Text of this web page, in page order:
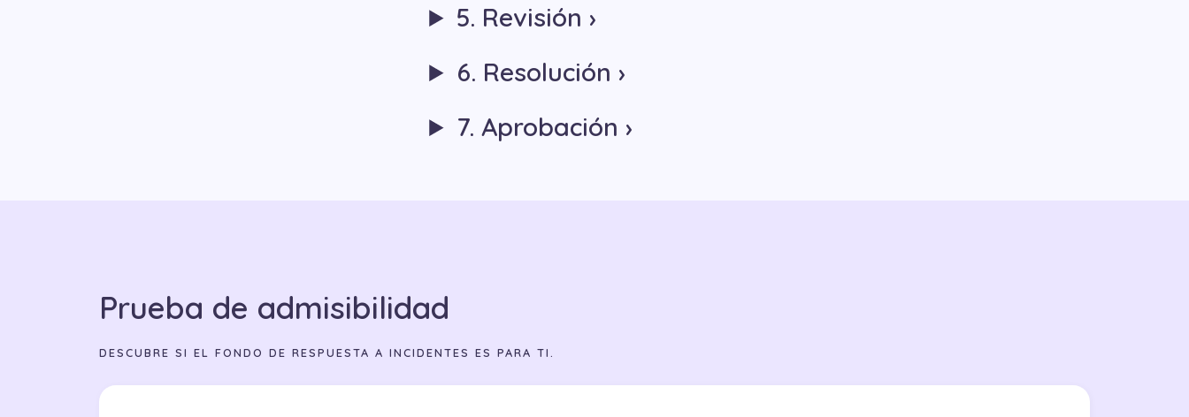
5. Revisión
6. Resolución
7. Aprobación
Prueba de admisibilidad
DESCUBRE SI EL FONDO DE RESPUESTA A INCIDENTES ES PARA TI.